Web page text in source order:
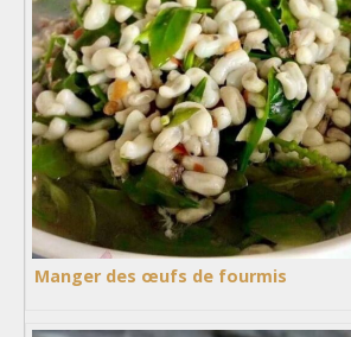
Manger des œufs de fourmis